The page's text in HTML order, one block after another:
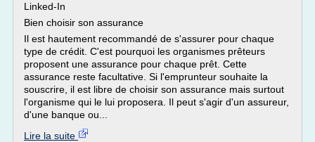
Linked-In
Bien choisir son assurance
Il est hautement recommandé de s'assurer pour chaque
type de crédit. C'est pourquoi les organismes prêteurs
proposent une assurance pour chaque prêt. Cette
assurance reste facultative. Si l'emprunteur souhaite la
souscrire, il est libre de choisir son assurance mais surtout
l'organisme qui le lui proposera. Il peut s'agir d'un assureur,
d'une banque ou...
Lire la suite